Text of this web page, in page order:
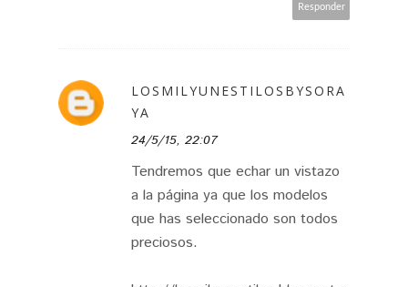
Responder
LOSMILYUNESTILOSBYSORA
YA
24/5/15, 22:07
Tendremos que echar un vistazo
a la página ya que los modelos
que has seleccionado son todos
preciosos.